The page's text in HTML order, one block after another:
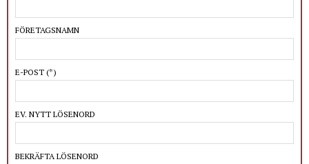
FÖRETAGSNAMN
E-POST (*)
EV. NYTT LÖSENORD
BEKRÄFTA LÖSENORD